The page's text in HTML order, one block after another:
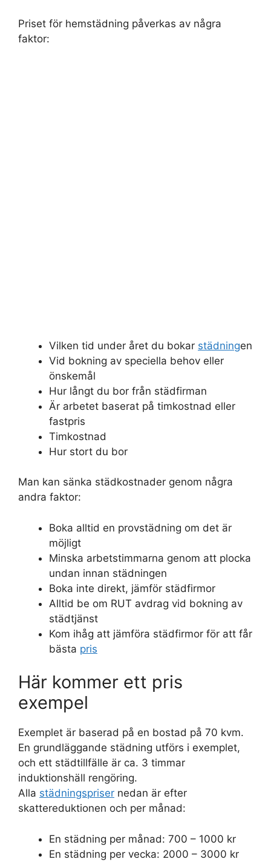
Priset för hemstädning påverkas av några
faktor:
Vilken tid under året du bokar städningen
Vid bokning av speciella behov eller
önskemål
Hur långt du bor från städfirman
Är arbetet baserat på timkostnad eller
fastpris
Timkostnad
Hur stort du bor
Man kan sänka städkostnader genom några
andra faktor:
Boka alltid en provstädning om det är
möjligt
Minska arbetstimmarna genom att plocka
undan innan städningen
Boka inte direkt, jämför städfirmor
Alltid be om RUT avdrag vid bokning av
städtjänst
Kom ihåg att jämföra städfirmor för att får
bästa pris
Här kommer ett pris
exempel
Exemplet är baserad på en bostad på 70 kvm.
En grundläggande städning utförs i exemplet,
och ett städtillfälle är ca. 3 timmar
induktionshäll rengöring.
Alla städningspriser nedan är efter
skattereduktionen och per månad:
En städning per månad: 700 – 1000 kr
En städning per vecka: 2000 – 3000 kr